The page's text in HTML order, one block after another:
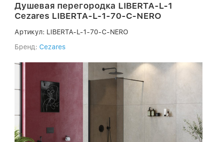
Душевая перегородка LIBERTA-L-1
Cezares LIBERTA-L-1-70-C-NERO
Артикул: LIBERTA-L-1-70-C-NERO
Бренд: Cezares